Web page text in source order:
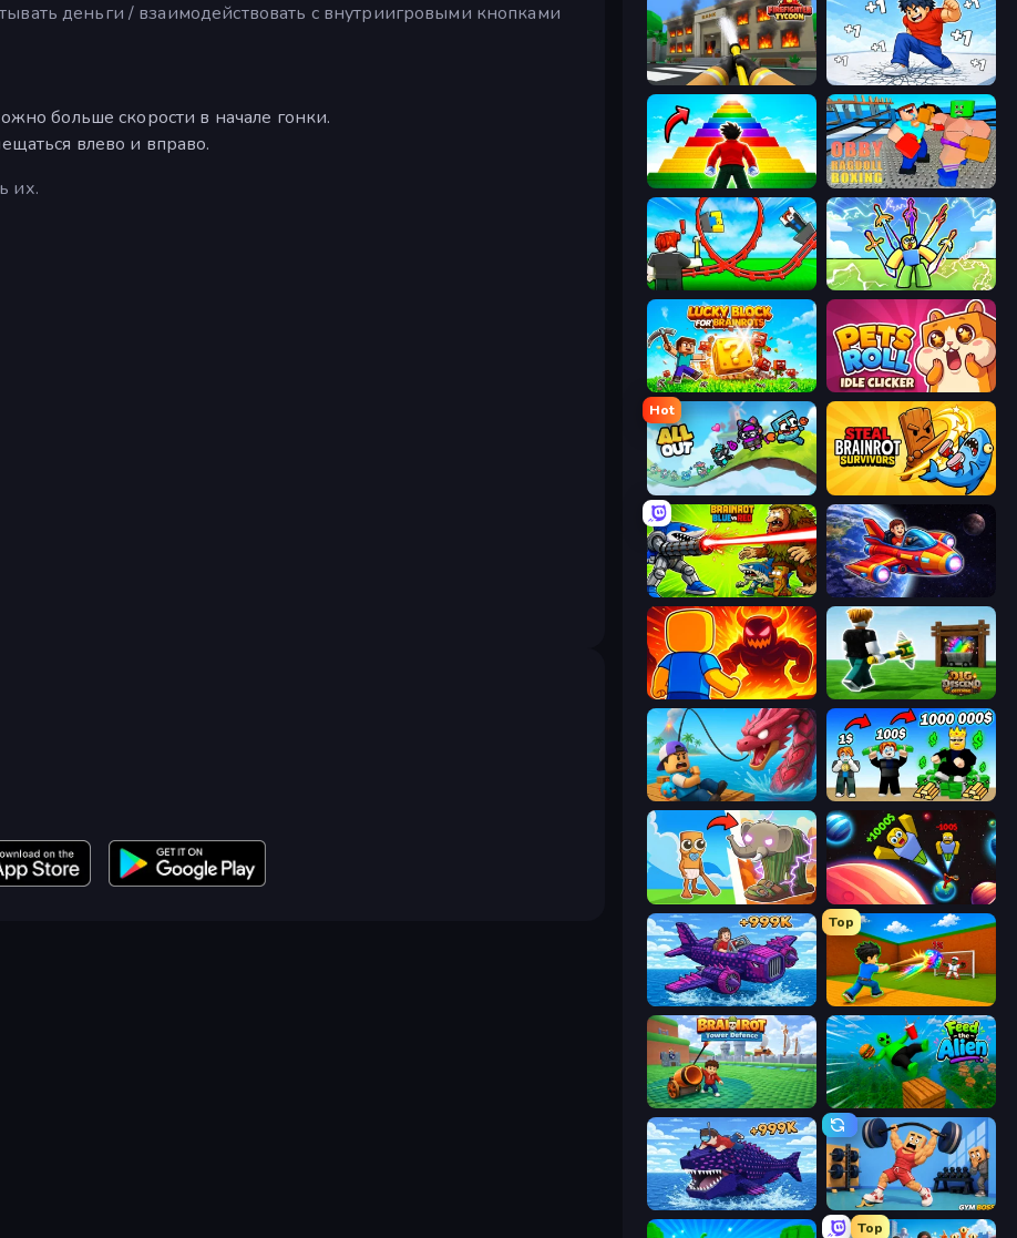
деньги / взаимодействовать с внутриигровыми кнопками
больше скорости в начале гонки.
влево и вправо.
их.
Obby: Firefighter Tycoon Break a Skyscraper
Obby Highest Jump Ever Obby: Ragdoll Boxing
Build a Rollercoaster: Simulator Obby vs Brainrot
Lucky Blocks for Brainrots Pets Roll: Idle Clicker
Hot
All Out Steal Brainrot Survivors
Brainrot Blue Vs Red Obby Space Challenge: Starships
Obby: Legendary Dragon Dig and Descend: Obby Mine
Fish It Now Obby Tycoon Build the City
Brainrot Evolution Obby: +1 to Spaceflight Altitude
Obby Plane Power Challenge: Fly
Top
Baseball For Brainrot
Brainrot Tower Defence Feed the Alien
Obby Fish Challenge: Ride Gym Boss
Top